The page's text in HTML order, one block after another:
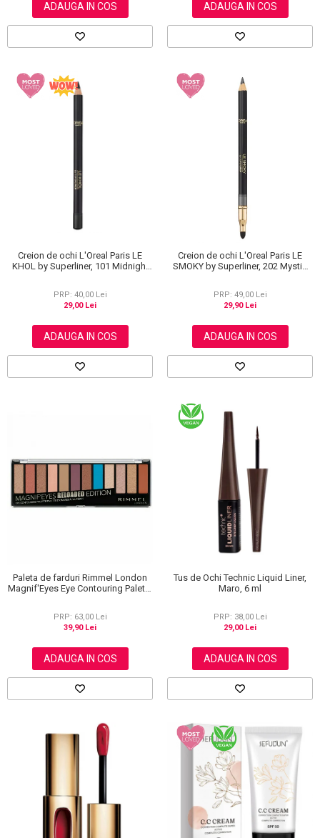
ADAUGA IN COS ADAUGA IN COS
Creion de ochi L'Oreal Paris LE
KHOL by Superliner, 101 Midnight
PRP: 40,00 Lei
29,00 Lei
ADAUGA IN COS
Creion de ochi L'Oreal Paris LE
SMOKY by Superliner, 202 Mystic
PRP: 49,00 Lei
29,90 Lei
ADAUGA IN COS
Paleta de farduri Rimmel London
Magnif'Eyes Eye Contouring Palette
PRP: 63,00 Lei
39,90 Lei
ADAUGA IN COS
Tus de Ochi Technic Liquid Liner,
Maro, 6 ml
PRP: 38,00 Lei
29,00 Lei
ADAUGA IN COS